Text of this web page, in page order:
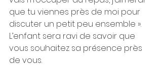
que tu viennes près de moi pour
discuter un petit peu ensemble ».
L’enfant sera ravi de savoir que
vous souhaitez sa présence près
de vous.